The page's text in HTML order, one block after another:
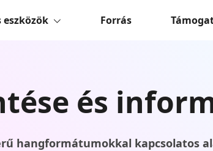
eszközök Forrás
és
hangformátumokkal kapcsolatos